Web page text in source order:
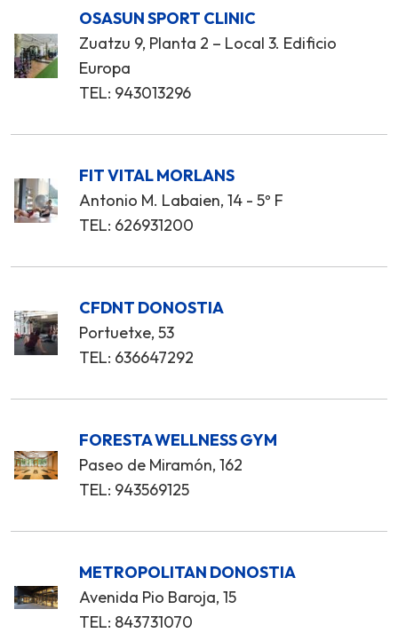
OSASUN SPORT CLINIC
Zuatzu 9, Planta 2 – Local 3. Edificio
Europa
TEL: 943013296
FIT VITAL MORLANS
Antonio M. Labaien, 14 - 5º F
TEL: 626931200
CFDNT DONOSTIA
Portuetxe, 53
TEL: 636647292
FORESTA WELLNESS GYM
Paseo de Miramón, 162
TEL: 943569125
METROPOLITAN DONOSTIA
Avenida Pio Baroja, 15
TEL: 843731070